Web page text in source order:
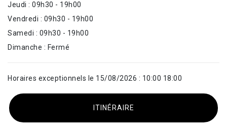
Jeudi : 09h30 - 19h00
Vendredi : 09h30 - 19h00
Samedi : 09h30 - 19h00
Dimanche : Fermé
Horaires exceptionnels le 15/08/2026 : 10:00 18:00
ITINÉRAIRE